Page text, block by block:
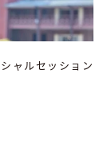
ャルセッション